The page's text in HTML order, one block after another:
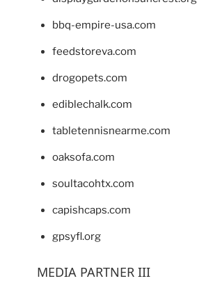
bbq-empire-usa.com
feedstoreva.com
drogopets.com
ediblechalk.com
tabletennisnearme.com
oaksofa.com
soultacohtx.com
capishcaps.com
gpsyfl.org
MEDIA PARTNER III